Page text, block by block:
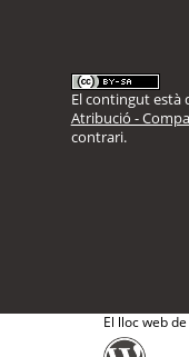
El contingut està
Atribució -
contrari.
El lloc web